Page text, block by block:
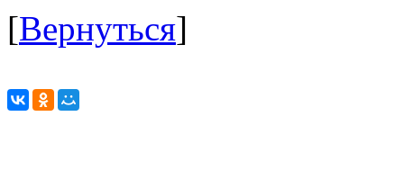
[Вернуться]